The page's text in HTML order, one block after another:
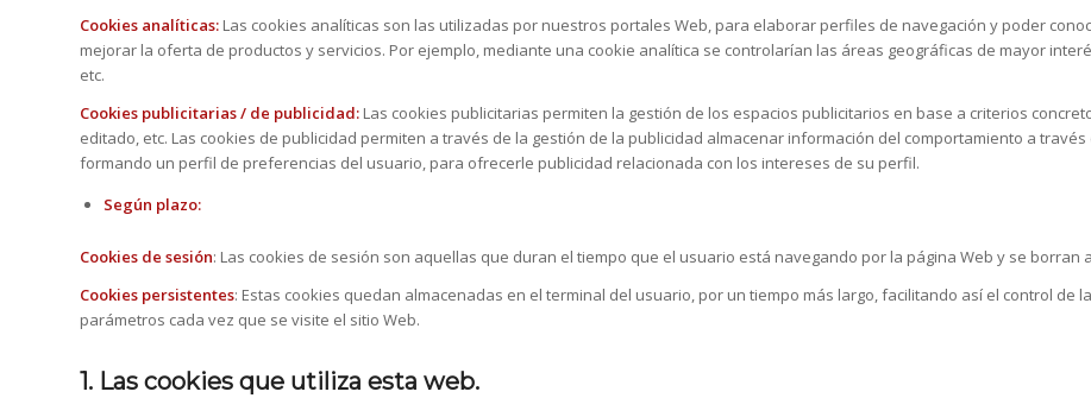
Cookies analíticas: Las cookies analíticas son las utilizadas por nuestros portales Web, para elaborar perfiles de navegación y poder
mejorar la oferta de productos y servicios. Por ejemplo, mediante una cookie analítica se controlarían las áreas geográficas de mayor
etc.
Cookies publicitarias / de publicidad: Las cookies publicitarias permiten la gestión de los espacios publicitarios en base a criterios
editado, etc. Las cookies de publicidad permiten a través de la gestión de la publicidad almacenar información del comportamiento a
formando un perfil de preferencias del usuario, para ofrecerle publicidad relacionada con los intereses de su perfil.
Según plazo:
Cookies de sesión: Las cookies de sesión son aquellas que duran el tiempo que el usuario está navegando por la página Web y se borran
Cookies persistentes: Estas cookies quedan almacenadas en el terminal del usuario, por un tiempo más largo, facilitando así el control
parámetros cada vez que se visite el sitio Web.
1. Las cookies que utiliza esta web.